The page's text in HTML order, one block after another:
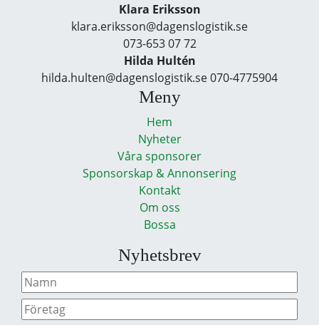
Klara Eriksson
klara.eriksson@dagenslogistik.se
073-653 07 72
Hilda Hultén
hilda.hulten@dagenslogistik.se 070-4775904
Meny
Hem
Nyheter
Våra sponsorer
Sponsorskap & Annonsering
Kontakt
Om oss
Bossa
Nyhetsbrev